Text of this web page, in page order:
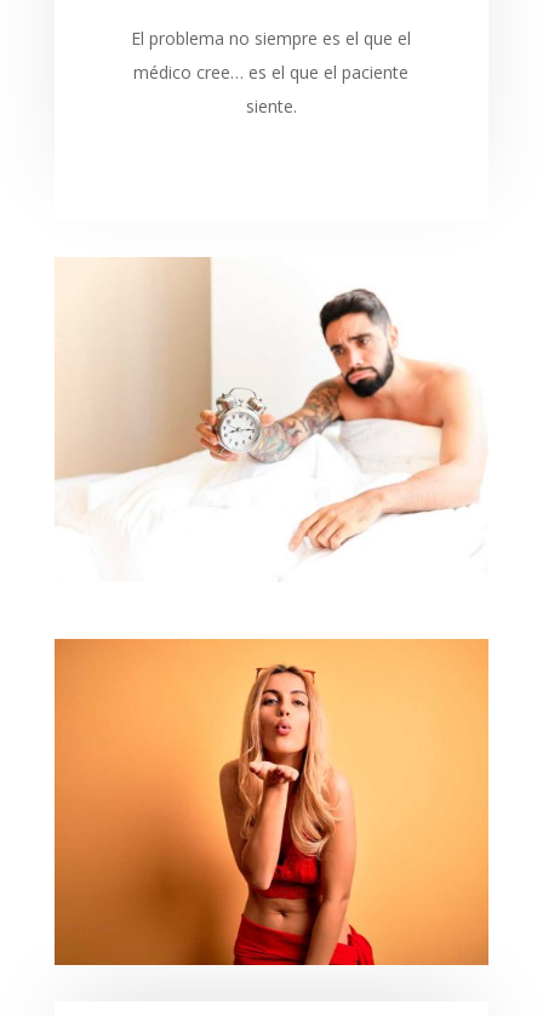
El problema no siempre es el que el
médico cree… es el que el paciente
siente.